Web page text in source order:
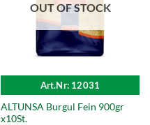
OUT OF STOCK
Art.Nr: 12031
ALTUNSA Burgul Fein 900gr
x10St.